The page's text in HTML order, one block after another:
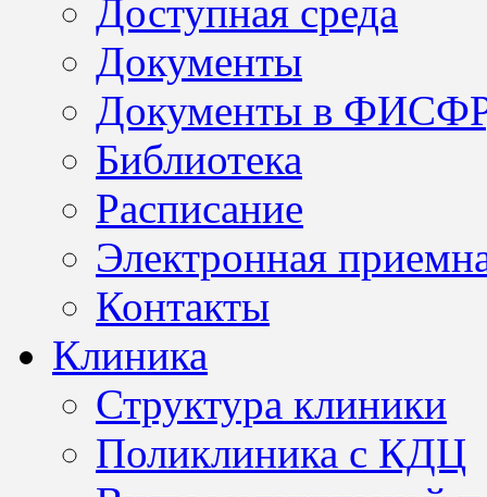
Доступная среда
Документы
Документы в
Библиотека
Расписание
Электронная
Контакты
Клиника
Структура клиники
Поликлиника с КДЦ